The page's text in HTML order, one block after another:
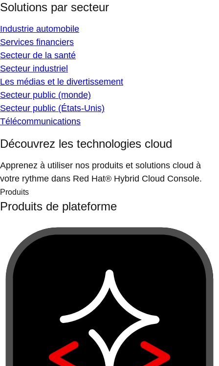
Solutions par secteur
Industrie automobile
Services financiers
Secteur de la santé
Secteur industriel
Les médias et le divertissement
Secteur public (monde)
Secteur public (États-Unis)
Télécommunications
Découvrez les technologies cloud
Apprenez à utiliser nos produits et solutions cloud à
votre rythme dans Red Hat® Hybrid Cloud Console.
Produits
Produits de plateforme